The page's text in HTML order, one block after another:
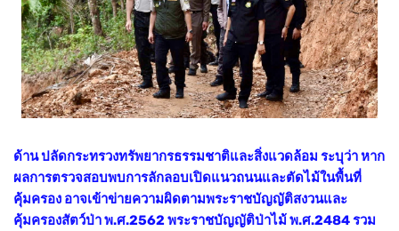
ด้าน ปลัดกระทรวงทรัพยากรธรรมชาติและสิ่งแวดล้อม ระบุว่า หาก
ผลการตรวจสอบพบการลักลอบเปิดแนวถนนและตัดไม้ในพื้นที่
คุ้มครอง อาจเข้าข่ายความผิดตามพระราชบัญญัติสงวนและ
คุ้มครองสัตว์ป่า พ.ศ.2562 พระราชบัญญัติป่าไม้ พ.ศ.2484 รวม